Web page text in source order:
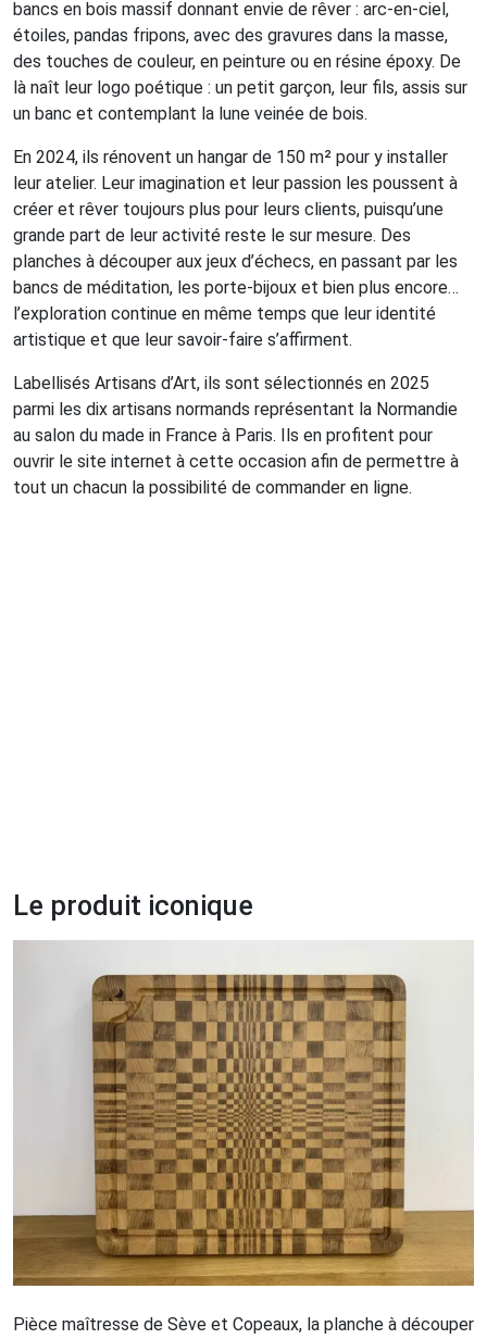
bancs en bois massif donnant envie de rêver : arc-en-ciel,
étoiles, pandas fripons, avec des gravures dans la masse,
des touches de couleur, en peinture ou en résine époxy. De
là naît leur logo poétique : un petit garçon, leur fils, assis sur
un banc et contemplant la lune veinée de bois.
En 2024, ils rénovent un hangar de 150 m² pour y installer
leur atelier. Leur imagination et leur passion les poussent à
créer et rêver toujours plus pour leurs clients, puisqu’une
grande part de leur activité reste le sur mesure. Des
planches à découper aux jeux d’échecs, en passant par les
bancs de méditation, les porte-bijoux et bien plus encore…
l’exploration continue en même temps que leur identité
artistique et que leur savoir-faire s’affirment.
Labellisés Artisans d’Art, ils sont sélectionnés en 2025
parmi les dix artisans normands représentant la Normandie
au salon du made in France à Paris. Ils en profitent pour
ouvrir le site internet à cette occasion afin de permettre à
tout un chacun la possibilité de commander en ligne.
Le produit iconique
Pièce maîtresse de Sève et Copeaux, la planche à découper